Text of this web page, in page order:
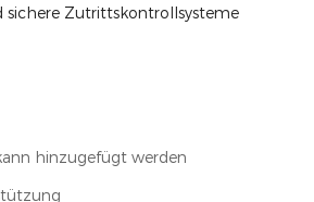
sichere Zutrittskontrollsysteme
hinzugefügt werden